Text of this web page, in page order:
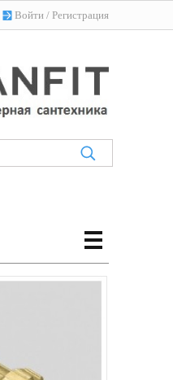
Войти / Регистрация